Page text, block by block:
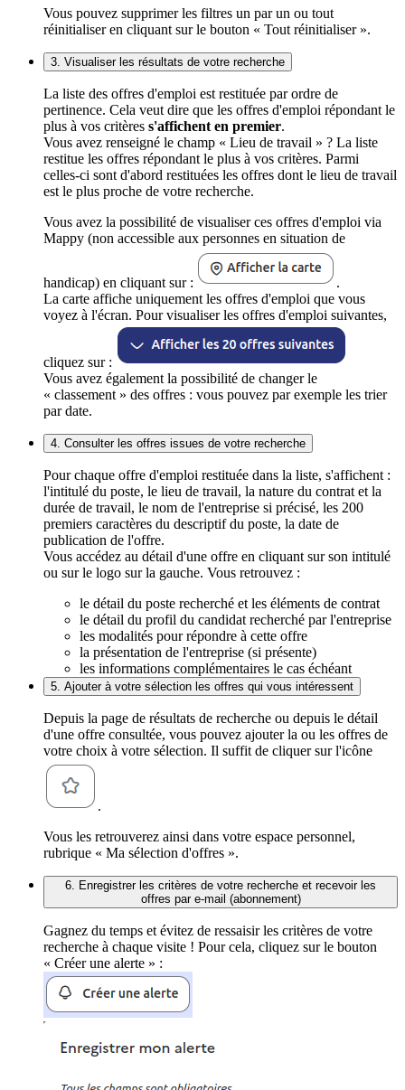
Vous pouvez supprimer les filtres un par un ou tout
réinitialiser en cliquant sur le bouton « Tout réinitialiser ».
3. Visualiser les résultats de votre recherche
La liste des offres d'emploi est restituée par ordre de
pertinence. Cela veut dire que les offres d'emploi répondant le
plus à vos critères s'affichent en premier.
Vous avez renseigné le champ « Lieu de travail » ? La liste
restitue les offres répondant le plus à vos critères. Parmi
celles-ci sont d'abord restituées les offres dont le lieu de travail
est le plus proche de votre recherche.
Vous avez la possibilité de visualiser ces offres d'emploi via
Mappy (non accessible aux personnes en situation de
handicap) en cliquant sur :
.
La carte affiche uniquement les offres d'emploi que vous
voyez à l'écran. Pour visualiser les offres d'emploi suivantes,
cliquez sur :
Vous avez également la possibilité de changer le
« classement » des offres : vous pouvez par exemple les trier
par date.
4. Consulter les offres issues de votre recherche
Pour chaque offre d'emploi restituée dans la liste, s'affichent :
l'intitulé du poste, le lieu de travail, la nature du contrat et la
durée de travail, le nom de l'entreprise si précisé, les 200
premiers caractères du descriptif du poste, la date de
publication de l'offre.
Vous accédez au détail d'une offre en cliquant sur son intitulé
ou sur le logo sur la gauche. Vous retrouvez :
le détail du poste recherché et les éléments de contrat
le détail du profil du candidat recherché par l'entreprise
les modalités pour répondre à cette offre
la présentation de l'entreprise (si présente)
les informations complémentaires le cas échéant
5. Ajouter à votre sélection les offres qui vous intéressent
Depuis la page de résultats de recherche ou depuis le détail
d'une offre consultée, vous pouvez ajouter la ou les offres de
votre choix à votre sélection. Il suffit de cliquer sur l'icône
.
Vous les retrouverez ainsi dans votre espace personnel,
rubrique « Ma sélection d'offres ».
6. Enregistrer les critères de votre recherche et recevoir les
offres par e-mail (abonnement)
Gagnez du temps et évitez de ressaisir les critères de votre
recherche à chaque visite ! Pour cela, cliquez sur le bouton
« Créer une alerte » :